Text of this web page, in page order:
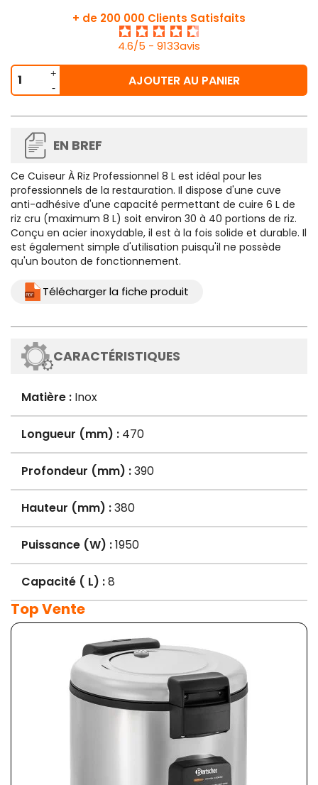
+ de 200 000 Clients Satisfaits
4.6/5 - 9133avis
AJOUTER AU PANIER
EN BREF
Ce Cuiseur À Riz Professionnel 8 L est idéal pour les
professionnels de la restauration. Il dispose d'une cuve
anti-adhésive d'une capacité permettant de cuire 6 L de
riz cru (maximum 8 L) soit environ 30 à 40 portions de riz.
Conçu en acier inoxydable, il est à la fois solide et durable. Il
est également simple d'utilisation puisqu'il ne possède
qu'un bouton de fonctionnement.
Télécharger la fiche produit
CARACTÉRISTIQUES
Matière : Inox
Longueur (mm) : 470
Profondeur (mm) :390
Hauteur (mm) :380
Puissance (W) :1950
Capacité ( L) :8
Top Vente